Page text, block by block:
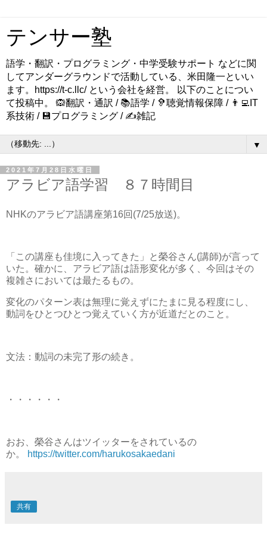
テンサー塾
語学・翻訳・プログラミング・中学受験サポート などに関
してアンダーグラウンドで活動している、米田隆一といい
ます。https://t-c.llc/ という会社を経営。 以下のことについ
て投稿中。 🙉翻訳・通訳 / 📚語学 / 🦻聴覚情報保障 / 👨‍💻IT
系技術 / 💾プログラミング / ✍️雑記
▼
2021年7月28日水曜日
アラビア語学習 ８７時間目
NHKのアラビア語講座第16回(7/25放送)。
「この講座も佳境に入ってきた」と榮谷さん(講師)が言って
いた。確かに、アラビア語は語形変化が多く、今回はその
複雑さにおいては最たるもの。
変化のパターン表は無理に覚えずにたまに見る程度にし、
動詞をひとつひとつ覚えていく方が近道だとのこと。
文法：動詞の未完了形の続き。
・・・・・・
おお、榮谷さんはツイッターをされているの
か。
https://twitter.com/harukosakaedani
共有